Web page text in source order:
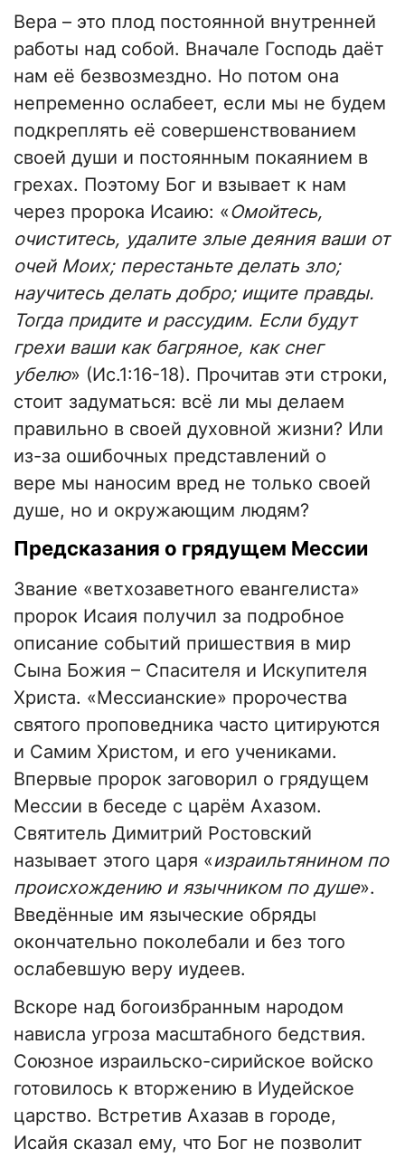
Вера – это плод постоянной внутренней
работы над собой. Вначале Господь даёт
нам её безвозмездно. Но потом она
непременно ослабеет, если мы не будем
подкреплять её совершенствованием
своей души и постоянным покаянием в
грехах. Поэтому Бог и взывает к нам
через пророка Исаию: «Омойтесь,
очиститесь, удалите злые деяния ваши от
очей Моих; перестаньте делать зло;
научитесь делать добро; ищите правды.
Тогда придите и рассудим. Если будут
грехи ваши как багряное, как снег
убелю» (Ис.1:16-18). Прочитав эти строки,
стоит задуматься: всё ли мы делаем
правильно в своей духовной жизни? Или
из-за ошибочных представлений о
вере мы наносим вред не только своей
душе, но и окружающим людям?
Предсказания о грядущем Мессии
Звание «ветхозаветного евангелиста»
пророк Исаия получил за подробное
описание событий пришествия в мир
Сына Божия – Спасителя и Искупителя
Христа. «Мессианские» пророчества
святого проповедника часто цитируются
и Самим Христом, и его учениками.
Впервые пророк заговорил о грядущем
Мессии в беседе с царём Ахазом.
Святитель Димитрий Ростовский
называет этого царя «израильтянином по
происхождению и язычником по душе».
Введённые им языческие обряды
окончательно поколебали и без того
ослабевшую веру иудеев.
Вскоре над богоизбранным народом
нависла угроза масштабного бедствия.
Союзное израильско-сирийское войско
готовилось к вторжению в Иудейское
царство. Встретив Ахазав в городе,
Исайя сказал ему, что Бог не позволит